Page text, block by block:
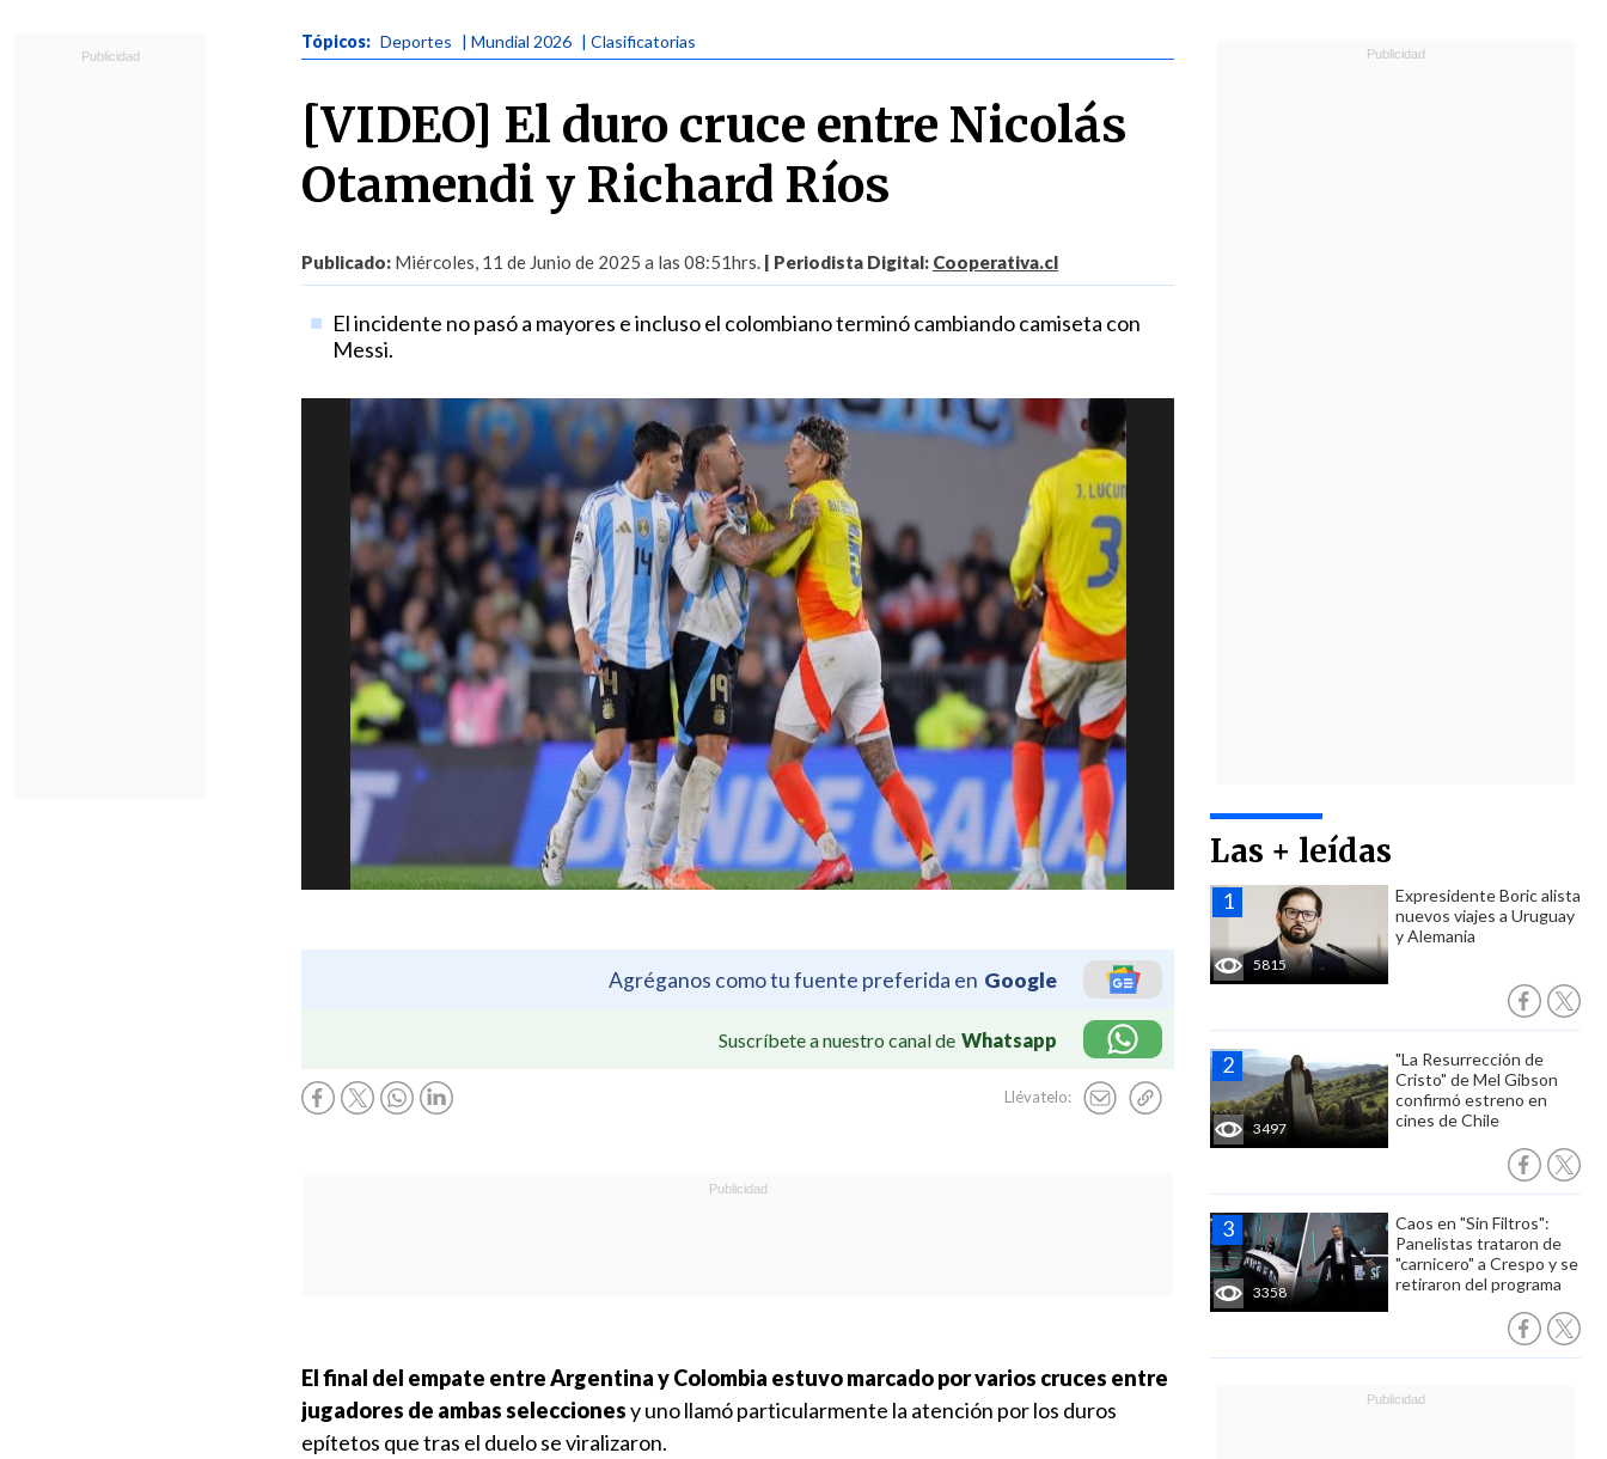
Tópicos: Deportes | Mundial 2026 | Clasificatorias
[VIDEO] El duro cruce entre Nicolás
Otamendi y Richard Ríos
Publicado: Miércoles, 11 de Junio de 2025 a las 08:51hrs. | Periodista Digital: Cooperativa.cl
El incidente no pasó a mayores e incluso el colombiano terminó cambiando camiseta con
Messi.
Agréganos como tu fuente preferida en Google
Suscríbete a nuestro canal de Whatsapp
Llévatelo:
Las + leídas
5815
Expresidente Boric alista
nuevos viajes a Uruguay
y Alemania
3497
"La Resurrección de
Cristo" de Mel Gibson
confirmó estreno en
cines de Chile
3358
Caos en "Sin Filtros":
Panelistas trataron de
"carnicero" a Crespo y se
retiraron del programa
El final del empate entre Argentina y Colombia estuvo marcado por varios cruces entre
jugadores de ambas seleccionesy uno llamó particularmente la atención por los duros
epítetos que tras el duelo se viralizaron.